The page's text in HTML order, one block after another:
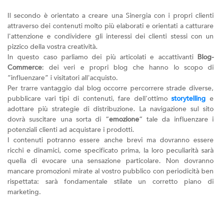
Il secondo è orientato a creare una Sinergia con i propri clienti
attraverso dei contenuti molto più elaborati e orientati a catturare
l'attenzione e condividere gli interessi dei clienti stessi con un
pizzico della vostra creatività.
In questo caso parliamo dei più articolati e accattivanti Blog-
Commerce: dei veri e propri blog che hanno lo scopo di
“influenzare” i visitatori all'acquisto.
Per trarre vantaggio dal blog occorre percorrere strade diverse,
pubblicare vari tipi di contenuti, fare dell'ottimostorytelling e
adottare più strategie di distribuzione. La navigazione sul sito
dovrà suscitare una sorta di “emozione” tale da influenzare i
potenziali clienti ad acquistare i prodotti.
I contenuti potranno essere anche brevi ma dovranno essere
ricchi e dinamici, come specificato prima, la loro peculiarità sarà
quella di evocare una sensazione particolare. Non dovranno
mancare promozioni mirate al vostro pubblico con periodicità ben
rispettata: sarà fondamentale stilate un corretto piano di
marketing.